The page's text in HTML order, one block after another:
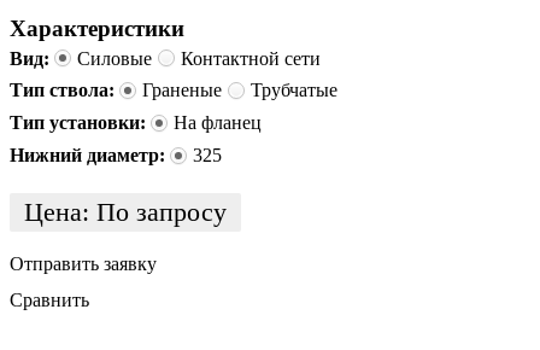
Характеристики
Вид: Силовые
Контактной сети
Тип ствола:
Граненые
Трубчатые
Тип установки:
На фланец
Нижний диаметр:
325
Цена: По запросу
Отправить заявку
Сравнить